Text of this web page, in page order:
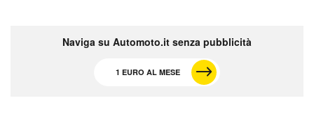
Naviga su Automoto.it senza pubblicità
1 EURO AL MESE